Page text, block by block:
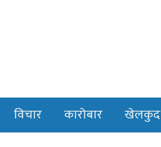
विचार कारोबार खेलकुद